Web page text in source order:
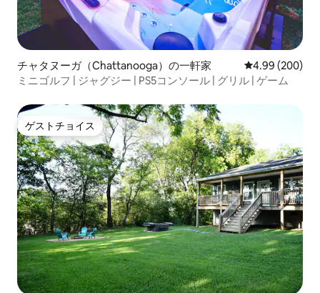
チャタヌーガ（Chattanooga）の一軒家 レビュー200
4.99 (200)
ミニゴルフ | ジャグジー | PS5コンソール | グリル | ゲーム
ゲストチョイス
ゲストチョイス